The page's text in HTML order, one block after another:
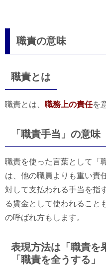
職責の意味
職責とは
職責とは、 職務上の責任を
「職責手当」の意味
職責を使った言葉として「
は、他の職員よりも重い責
対して支払われる手当を指
る賃金として使われること
の呼ばれ方もします。
表現方法は「職責を
「職責を全うする」